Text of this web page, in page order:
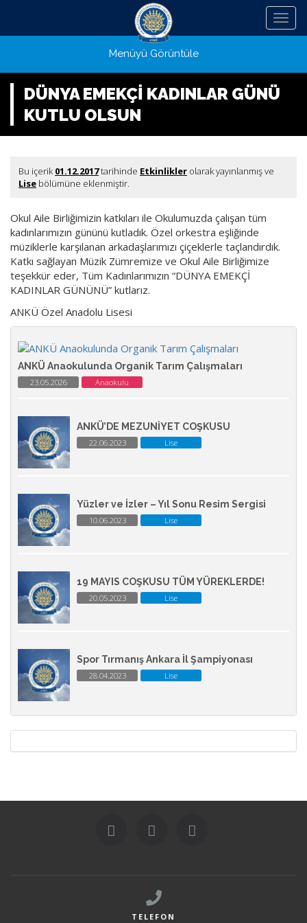
Menü
Menüyü Görüntüle
DÜNYA EMEKÇİ KADINLAR GÜNÜ
KUTLU OLSUN
Bu içerik01.12.2017tarihinde Etkinlikler olarak yayınlanmış ve
Lise bölümüne eklenmiştir.
Okul Aile Birliğimizin katkıları ile Okulumuzda çalışan tüm
kadınlarımızın gününü kutladık. Özel orkestra eşliğinde
müziklerle karşılanan arkadaşlarımızı çiçeklerle taçlandırdık.
Katkı sağlayan Müzik Zümremize ve Okul Aile Birliğimize
teşekkür eder, Tüm Kadınlarımızın “DÜNYA EMEKÇİ
KADINLAR GÜNÜNÜ” kutlarız.
ANKÜ Özel Anadolu Lisesi
ANKÜ Anaokulunda Organik Tarım Çalışmaları
23.05.2026 Anaokulu
ANKÜ’DE MEZUNİYET COŞKUSU
22.06.2023 Lise
Yüzler ve İzler – Yıl Sonu Resim Sergisi
10.06.2023 Lise
19 MAYIS COŞKUSU TÜM YÜREKLERDE!
20.05.2023 Lise
Spor Tırmanış Ankara İl Şampiyonası
28.04.2023 Lise
TELEFON